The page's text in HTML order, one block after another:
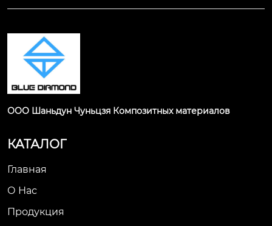
ООО Шаньдун Чуньцзя Композитных материалов
КАТАЛОГ
Главная
О Нас
Продукция